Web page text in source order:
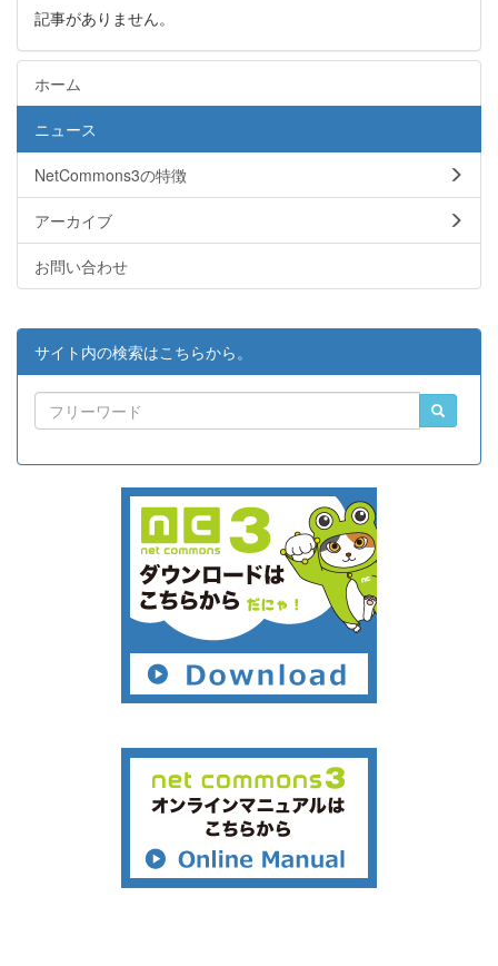
記事がありません。
ホーム
ニュース
NetCommons3の特徴
アーカイブ
お問い合わせ
サイト内の検索はこちらから。